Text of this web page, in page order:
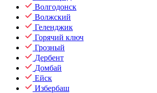
Волгодонск
Волжский
Геленджик
Горячий ключ
Грозный
Дербент
Домбай
Ейск
Избербаш